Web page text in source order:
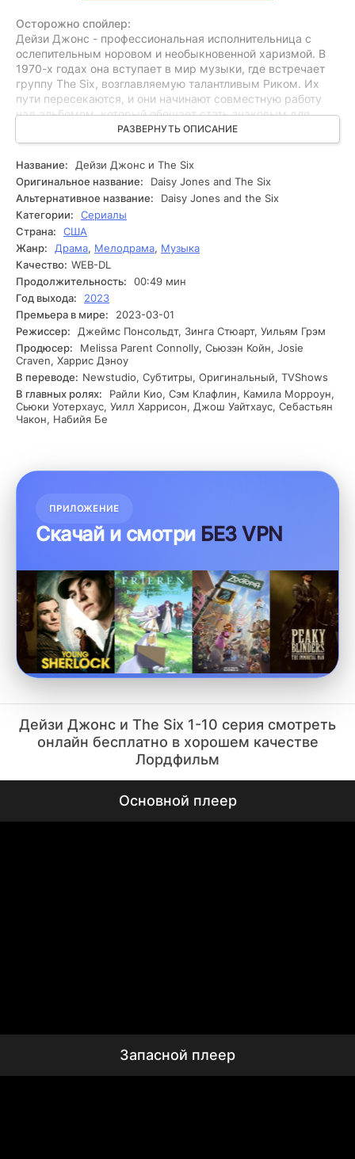
Осторожно спойлер:
Дейзи Джонс - профессиональная исполнительница с
ослепительным норовом и необыкновенной харизмой. В
1970-х годах она вступает в мир музыки, где встречает
группу The Six, возглавляемую талантливым Риком. Их
пути пересекаются, и они начинают совместную работу
над альбомом, который обещает стать знаковым для
обеих сторон. Обоюдное притяжение и химия между
Дейзи и Риком становятся основой для создания
неповторимого звучания, но внутренние инциденты и
личные трагедии не заставляют себя ждать. Ход записи
альбома обостряет взаимоотношения между участниками
группы. Дейзи и Рик сталкиваются с творческими
разногласиями и своими внутренними демонами.
Трудности усугубляются тем, что участники группы
начинают осознавать, как успех влияет на их дружбу и
личные жизни. Одновременно с ростом известности
возникают и спонтанные препятствия: появляются слухи о
скандалах, которые могут разрушить их карьеру. На фоне
стремительных событий каждый из героев начинает
задаваться вопросом, что для них важнее - искусство или
личные отношения. Конъюнктура накаляется, и иногда
Дейзи и Рик оказываются на грани разрыва. Инциденты
становятся все более эмоциональными, а их творчество -
всё более рискованным. Когда кажется, что всё потеряно,
они начинают решать, готовы ли пойти на крайние меры
ради искусства и ради дружбы друг с другом. Их судьбы
переплетены, и только совместные действия могут
РАЗВЕРНУТЬ ОПИСАНИЕ
Название:
Дейзи Джонс и The Six
Оригинальное название:
Daisy Jones and The Six
Альтернативное название:
Daisy Jones and the Six
Категории:
Сериалы
Страна:
США
Жанр:
Драма, Мелодрама, Музыка
Качество: WEB-DL
Продолжительность:
00:49 мин
Год выхода:
2023
Премьера в мире:
2023-03-01
Режиссер:
Джеймс Понсольдт, Зинга Стюарт, Уильям Грэм
Продюсер:
Melissa Parent Connolly, Сьюзэн Койн, Josie
Craven, Харрис Дэноу
В переводе: Newstudio, Субтитры, Оригинальный, TVShows
В главных ролях:
Райли Кио, Сэм Клафлин, Камила Морроун,
Сьюки Уотерхаус, Уилл Харрисон, Джош Уайтхаус, Себастьян
Чакон, Набийя Бе
ПРИЛОЖЕНИЕ
Скачай и смотри БЕЗ VPN
Дейзи Джонс и The Six 1-10 серия смотреть
онлайн бесплатно в хорошем качестве
Лордфильм
Основной плеер
Запасной плеер